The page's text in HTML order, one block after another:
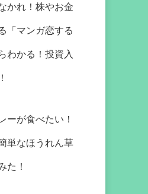
かれ！株やお金
「マンガ恋する
わかる！投資入
ーが食べたい！
単なほうれん草
た！